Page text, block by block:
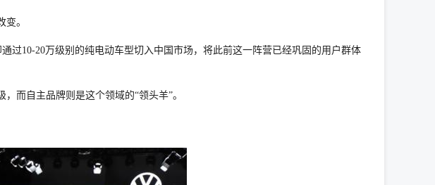
。
过10-20万级别的纯电动车型切入中国市场，将此前这一阵营已经巩固的用户群体
而自主品牌则是这个领域的“领头羊”。